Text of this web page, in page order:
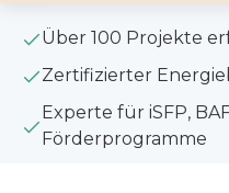
Über 100 Projekte
Zertifizierter
Experte für iSFP,
Förderprogramme